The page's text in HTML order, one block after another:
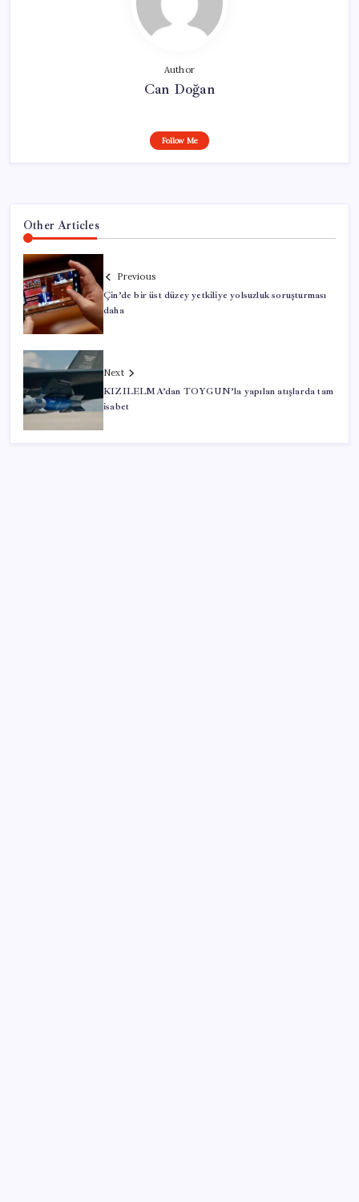
Author
Can Doğan
Follow Me
Other Articles
Previous
Çin’de bir üst düzey yetkiliye yolsuzluk soruşturması
daha
Next
KIZILELMA’dan TOYGUN’la yapılan atışlarda tam
isabet